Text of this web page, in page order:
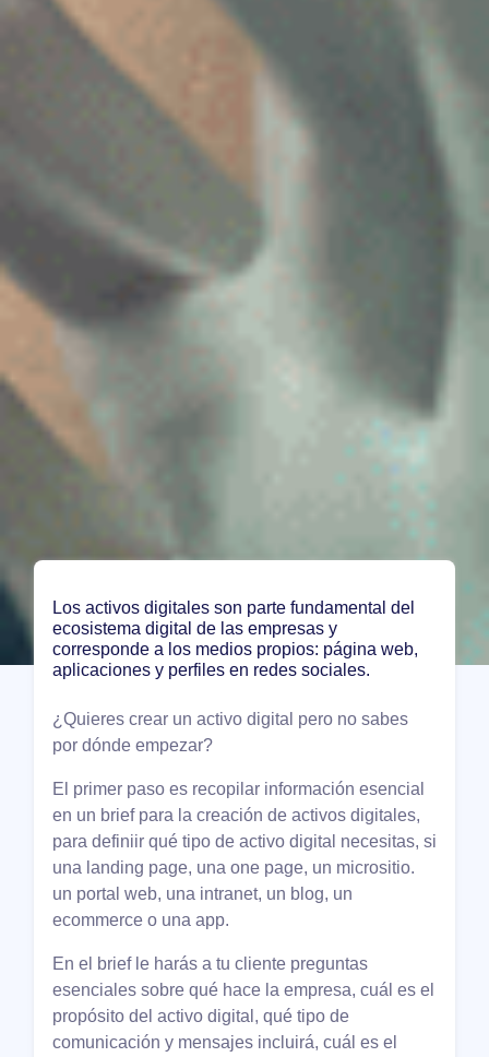
Los activos digitales son parte fundamental del
ecosistema digital de las empresas y
corresponde a los medios propios: página web,
aplicaciones y perfiles en redes sociales.
¿Quieres crear un activo digital pero no sabes
por dónde empezar?
El primer paso es recopilar información esencial
en un brief para la creación de activos digitales,
para definiir qué tipo de activo digital necesitas, si
una landing page, una one page, un micrositio.
un portal web, una intranet, un blog, un
ecommerce o una app.
En el brief le harás a tu cliente preguntas
esenciales sobre qué hace la empresa, cuál es el
propósito del activo digital, qué tipo de
comunicación y mensajes incluirá, cuál es el